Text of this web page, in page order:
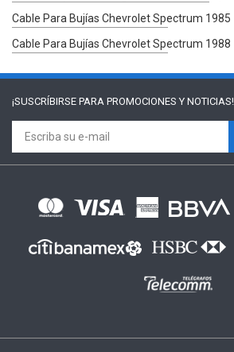
Cable Para Bujías Chevrolet Spectrum 1985
Cable Para Bujías Chevrolet Spectrum 1988
¡SUSCRÍBIRSE PARA PROMOCIONES Y NOTICIAS!